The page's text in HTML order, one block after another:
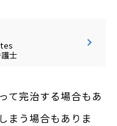
士
て完治する場合もあ
まう場合もありま